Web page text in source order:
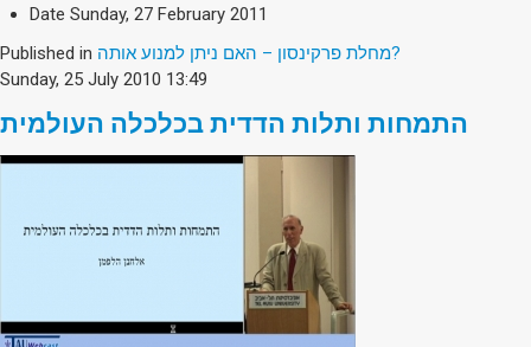
Date Sunday, 27 February 2011
Published in
מחלת פרקינסון – האם ניתן למנוע אותה?
Sunday, 25 July 2010 13:49
התמחות ותלות הדדית בכלכלה העולמית